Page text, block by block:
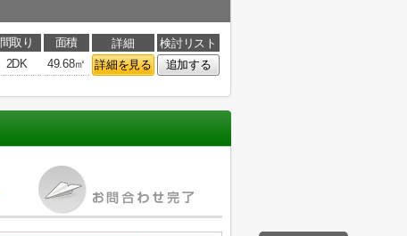
間取り 面積 詳細
検討リスト
2DK 49.68㎡ 詳細を見る 追加する